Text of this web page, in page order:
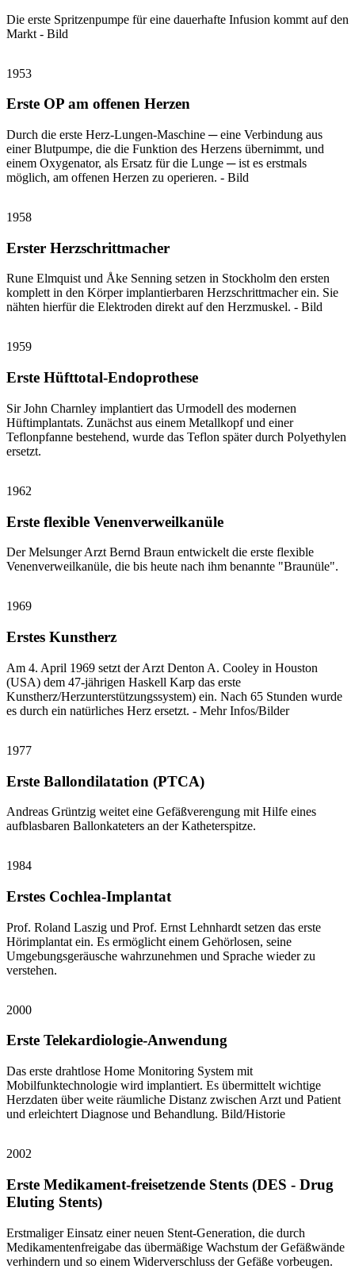
Die erste Spritzenpumpe für eine dauerhafte Infusion kommt auf den
Markt - Bild
1953
Erste OP am offenen Herzen
Durch die erste Herz-Lungen-Maschine ─ eine Verbindung aus
einer Blutpumpe, die die Funktion des Herzens übernimmt, und
einem Oxygenator, als Ersatz für die Lunge ─ ist es erstmals
möglich, am offenen Herzen zu operieren. - Bild
1958
Erster Herzschrittmacher
Rune Elmquist und Åke Senning setzen in Stockholm den ersten
komplett in den Körper implantierbaren Herzschrittmacher ein. Sie
nähten hierfür die Elektroden direkt auf den Herzmuskel. - Bild
1959
Erste Hüfttotal-Endoprothese
Sir John Charnley implantiert das Urmodell des modernen
Hüftimplantats. Zunächst aus einem Metallkopf und einer
Teflonpfanne bestehend, wurde das Teflon später durch Polyethylen
ersetzt.
1962
Erste flexible Venenverweilkanüle
Der Melsunger Arzt Bernd Braun entwickelt die erste flexible
Venenverweilkanüle, die bis heute nach ihm benannte "Braunüle".
1969
Erstes Kunstherz
Am 4. April 1969 setzt der Arzt Denton A. Cooley in Houston
(USA) dem 47-jährigen Haskell Karp das erste
Kunstherz/Herzunterstützungssystem) ein. Nach 65 Stunden wurde
es durch ein natürliches Herz ersetzt. - Mehr Infos/Bilder
1977
Erste Ballondilatation (PTCA)
Andreas Grüntzig weitet eine Gefäßverengung mit Hilfe eines
aufblasbaren Ballonkateters an der Katheterspitze.
1984
Erstes Cochlea-Implantat
Prof. Roland Laszig und Prof. Ernst Lehnhardt setzen das erste
Hörimplantat ein. Es ermöglicht einem Gehörlosen, seine
Umgebungsgeräusche wahrzunehmen und Sprache wieder zu
verstehen.
2000
Erste Telekardiologie-Anwendung
Das erste drahtlose Home Monitoring System mit
Mobilfunktechnologie wird implantiert. Es übermittelt wichtige
Herzdaten über weite räumliche Distanz zwischen Arzt und Patient
und erleichtert Diagnose und Behandlung. Bild/Historie
2002
Erste Medikament-freisetzende Stents (DES - Drug
Eluting Stents)
Erstmaliger Einsatz einer neuen Stent-Generation, die durch
Medikamentenfreigabe das übermäßige Wachstum der Gefäßwände
verhindern und so einem Widerverschluss der Gefäße vorbeugen.